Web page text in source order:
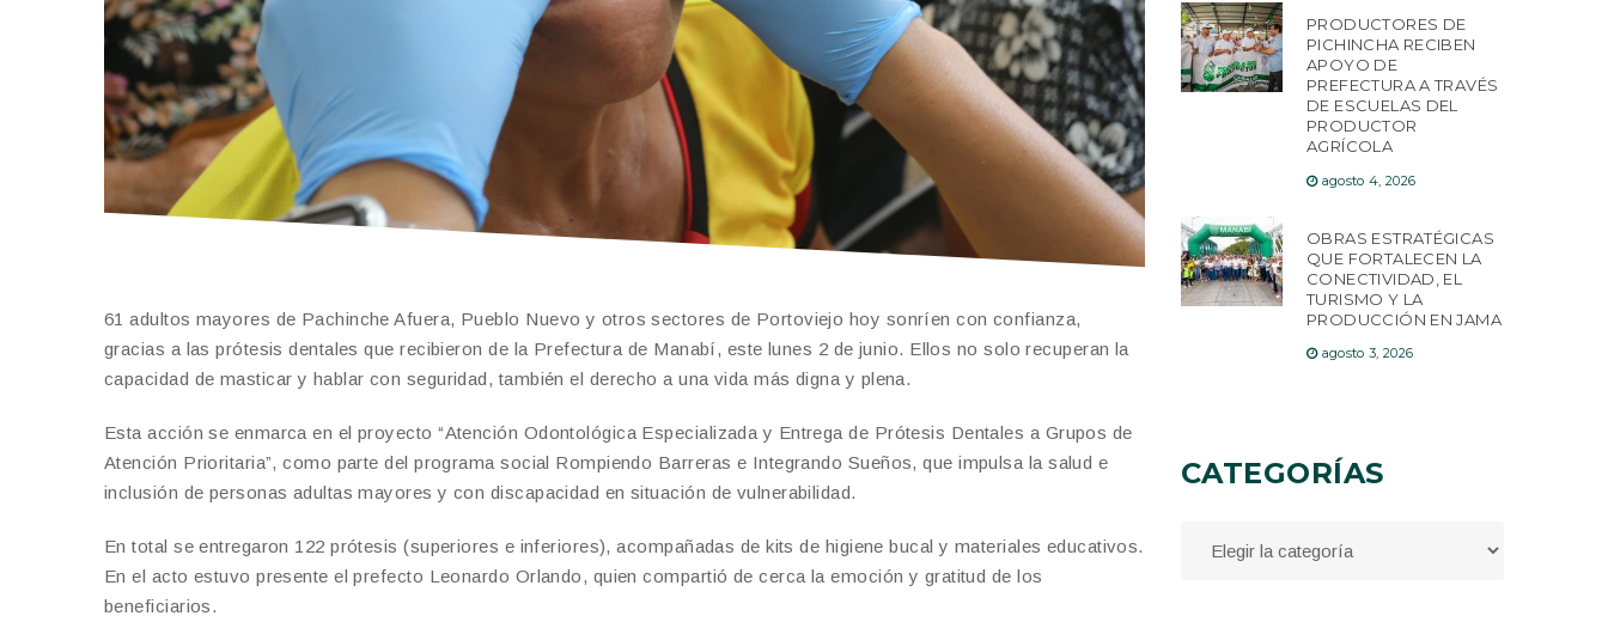
61 adultos mayores de Pachinche Afuera, Pueblo Nuevo y otros sectores de Portoviejo hoy sonríen con confianza,
gracias a las prótesis dentales que recibieron de la Prefectura de Manabí, este lunes 2 de junio. Ellos no solo recuperan la
capacidad de masticar y hablar con seguridad, también el derecho a una vida más digna y plena.
Esta acción se enmarca en el proyecto “Atención Odontológica Especializada y Entrega de Prótesis Dentales a Grupos de
Atención Prioritaria”, como parte del programa social Rompiendo Barreras e Integrando Sueños, que impulsa la salud e
inclusión de personas adultas mayores y con discapacidad en situación de vulnerabilidad.
En total se entregaron 122 prótesis (superiores e inferiores), acompañadas de kits de higiene bucal y materiales educativos.
En el acto estuvo presente el prefecto Leonardo Orlando, quien compartió de cerca la emoción y gratitud de los
beneficiarios.
PRODUCTORES DE
PICHINCHA RECIBEN
APOYO DE
PREFECTURA A TRAVÉS
DE ESCUELAS DEL
PRODUCTOR
AGRÍCOLA
agosto 4, 2026
OBRAS ESTRATÉGICAS
QUE FORTALECEN LA
CONECTIVIDAD, EL
TURISMO Y LA
PRODUCCIÓN EN JAMA
agosto 3, 2026
CATEGORÍAS